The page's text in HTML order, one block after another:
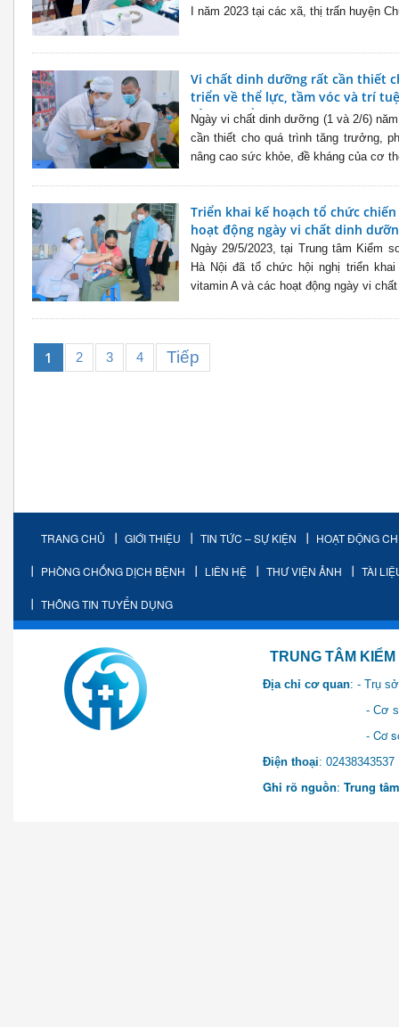
I năm 2023 tại các xã, thị trấn huyện
Vi chất dinh dưỡng rất cần thiết
triển về thể lực, tầm vóc và trí
của cơ thể
Ngày vi chất dinh dưỡng (1 và 2/6)
cần thiết cho quá trình tăng trưởng,
nâng cao sức khỏe, đề kháng của cơ
Triển khai kế hoạch tổ chức
hoạt động ngày vi chất dinh
Ngày 29/5/2023, tại Trung tâm Kiểm
Hà Nội đã tổ chức hội nghị triển
vitamin A và các hoạt động ngày vi
1 2 3 4 Tiếp
TRANG CHỦ GIỚI THIỆU TIN TỨC – SỰ KIỆN HOẠT ĐỘNG
PHÒNG CHỐNG DỊCH BỆNH LIÊN HỆ THƯ VIỆN ẢNH TÀI
THÔNG TIN TUYỂN DỤNG
TRUNG TÂM KIỂM SOÁT
Địa chỉ cơ quan: - Trụ
- Cơ sở 2: Khu Hành
- Cơ sở 3: Số 1 Ngõ 2
Điện thoại:
Ghi rõ nguồn: Trung